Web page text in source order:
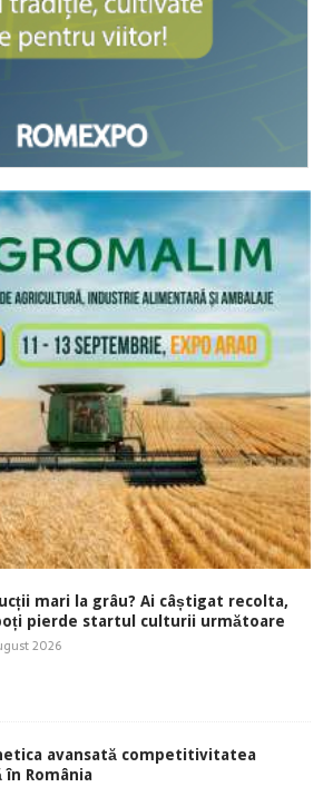
mari la grâu? Ai câștigat recolta,
pierde startul culturii următoare
2026
avansată competitivitatea
România